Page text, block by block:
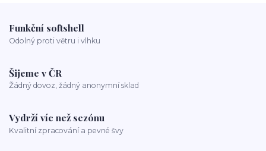
Funkční softshell
Odolný proti větru i vlhku
Šijeme v ČR
Žádný dovoz, žádný anonymní sklad
Vydrží víc než sezónu
Kvalitní zpracování a pevné švy